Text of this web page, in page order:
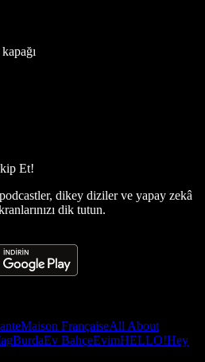
Et!
dikey diziler ve yapay zekâ
dik tutun.
Maison FrançaiseAll About
BurdaEv BahçeEvimHELLO!Hey